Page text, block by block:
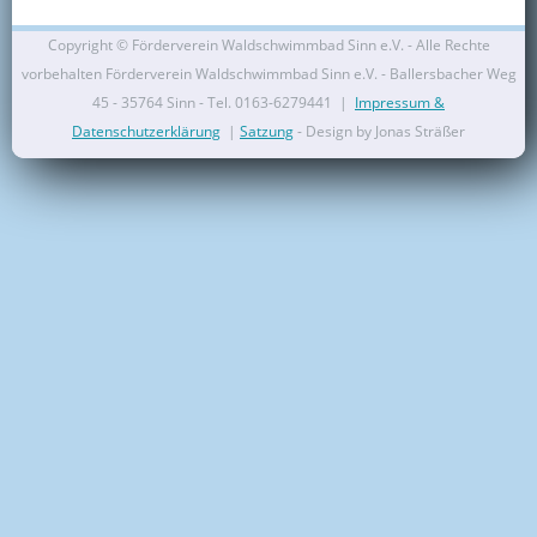
Kontakt
Mitglied werden
Copyright © Förderverein Waldschwimmbad Sinn e.V. - Alle Rechte
vorbehalten Förderverein Waldschwimmbad Sinn e.V. - Ballersbacher Weg
45 - 35764 Sinn - Tel. 0163-6279441 | Impressum &
Datenschutzerklärung | Satzung- Design by Jonas Sträßer